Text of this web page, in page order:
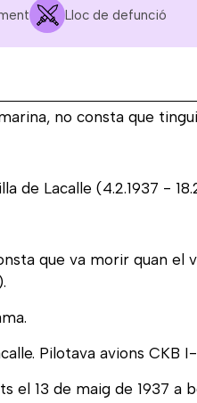
Lloc de defunció
no consta que
de Lacalle (4.2.1937 -
que va morir quan el
Pilotava avions CKB
el 13 de maig de 1937 a